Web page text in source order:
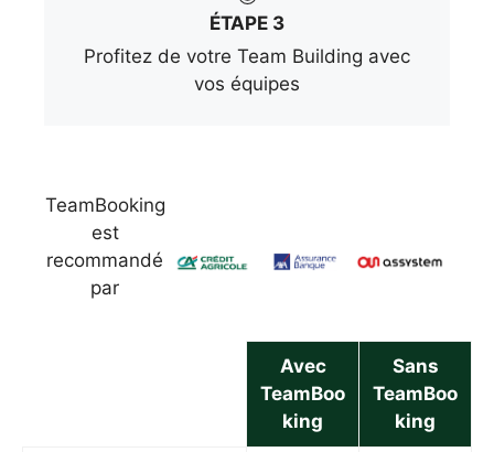
ÉTAPE 3
Profitez de votre Team Building avec
vos équipes
TeamBooking
est
recommandé
par
Avec
TeamBoo
king
Sans
TeamBoo
king